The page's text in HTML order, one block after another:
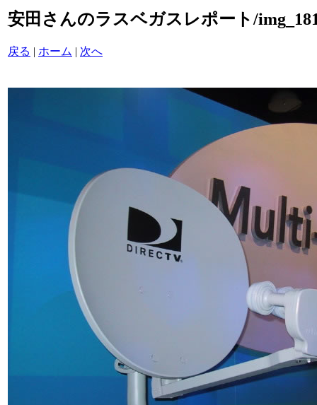
安田さんのラスベガスレポート/
戻る | ホーム | 次へ